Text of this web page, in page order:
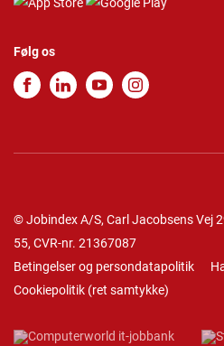
Følg os
© Jobindex A/S, Carl Jacobsens Vej
55, CVR-nr. 21367087
Betingelser og persondatapolitik
Cookiepolitik (ret samtykke)